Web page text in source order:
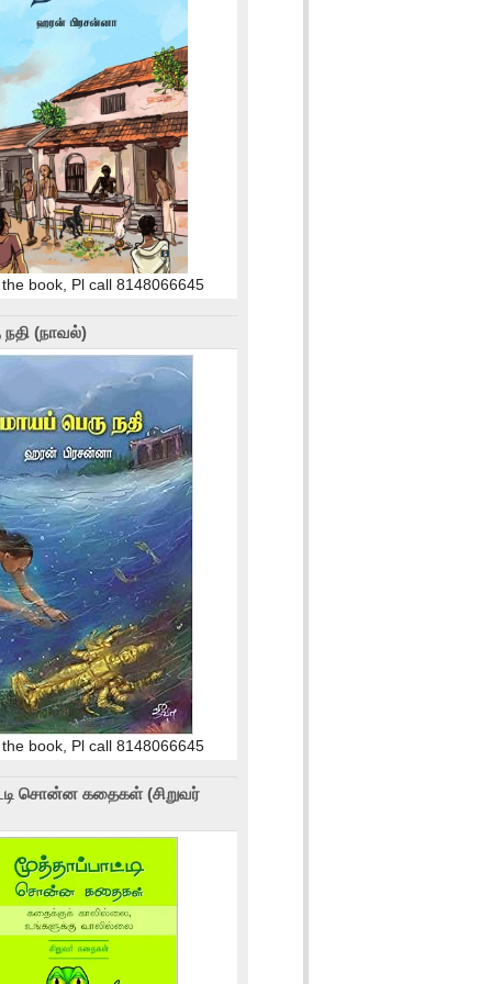
the book, Pl call 8148066645
நதி (நாவல்)
the book, Pl call 8148066645
சொன்ன கதைகள் (சிறுவர்